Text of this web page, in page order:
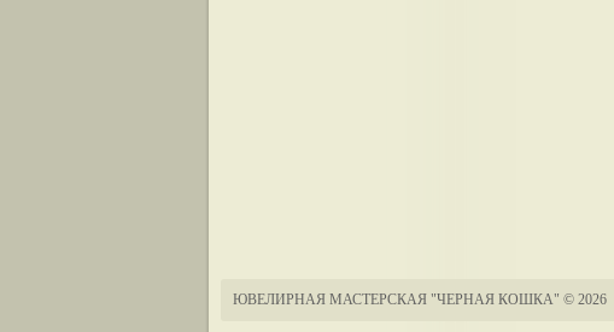
ЮВЕЛИРНАЯ МАСТЕРСКАЯ "ЧЕРНАЯ КОШКА" © 2026